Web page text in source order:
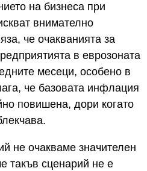
на бизнеса при
внимателно
че очакванията за
в еврозоната
месеци, особено в
че базовата инфлация
повишена, дори когато
не очакваме значителен
такъв сценарий не е